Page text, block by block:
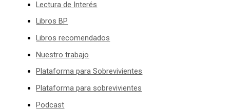
Lectura de Interés
Libros BP
Libros recomendados
Nuestro trabajo
Plataforma para Sobrevivientes
Plataforma para sobrevivientes
Podcast